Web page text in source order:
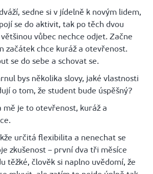
sedne si v jídelně k novým lidem,
se do aktivit, tak po těch dvou
vůbec nechce odjet. Začne
začátek chce kuráž a otevřenost.
se do sebe a schovat se.
bys několika slovy, jaké vlastnosti
o tom, že student bude úspěšný?
mě je to otevřenost, kuráž a
určitá flexibilita a nenechat se
zkušenost – první dva tři měsíce
těžké, člověk si naplno uvědomí, že